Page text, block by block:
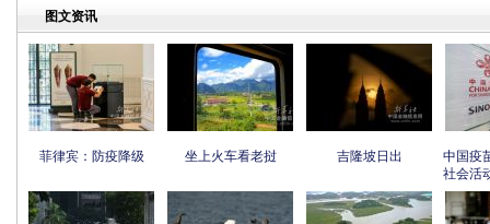
图文资讯
菲律宾：防疫降级 坐上火车看老挝 吉隆坡日出
中国疫
社会活